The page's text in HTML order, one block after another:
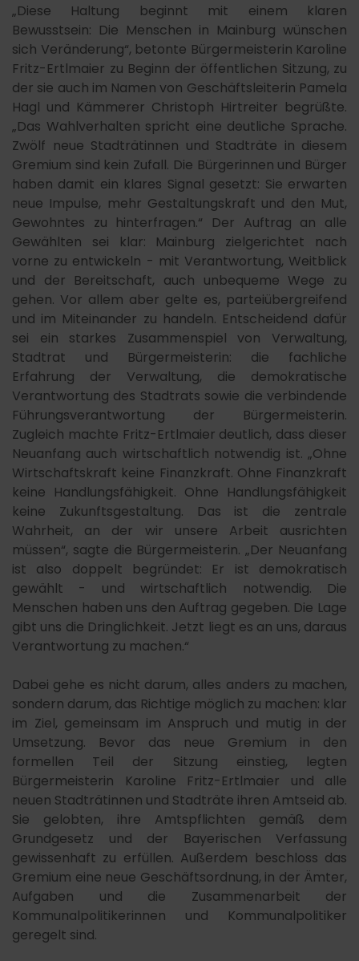
„Diese Haltung beginnt mit einem klaren
Bewusstsein: Die Menschen in Mainburg wünschen
sich Veränderung“, betonte Bürgermeisterin Karoline
Fritz-Ertlmaier zu Beginn der öffentlichen Sitzung, zu
der sie auch im Namen von Geschäftsleiterin Pamela
Hagl und Kämmerer Christoph Hirtreiter begrüßte.
„Das Wahlverhalten spricht eine deutliche Sprache.
Zwölf neue Stadträtinnen und Stadträte in diesem
Gremium sind kein Zufall. Die Bürgerinnen und Bürger
haben damit ein klares Signal gesetzt: Sie erwarten
neue Impulse, mehr Gestaltungskraft und den Mut,
Gewohntes zu hinterfragen.“ Der Auftrag an alle
Gewählten sei klar: Mainburg zielgerichtet nach
vorne zu entwickeln - mit Verantwortung, Weitblick
und der Bereitschaft, auch unbequeme Wege zu
gehen. Vor allem aber gelte es, parteiübergreifend
und im Miteinander zu handeln. Entscheidend dafür
sei ein starkes Zusammenspiel von Verwaltung,
Stadtrat und Bürgermeisterin: die fachliche
Erfahrung der Verwaltung, die demokratische
Verantwortung des Stadtrats sowie die verbindende
Führungsverantwortung der Bürgermeisterin.
Zugleich machte Fritz-Ertlmaier deutlich, dass dieser
Neuanfang auch wirtschaftlich notwendig ist. „Ohne
Wirtschaftskraft keine Finanzkraft. Ohne Finanzkraft
keine Handlungsfähigkeit. Ohne Handlungsfähigkeit
keine Zukunftsgestaltung. Das ist die zentrale
Wahrheit, an der wir unsere Arbeit ausrichten
müssen“, sagte die Bürgermeisterin. „Der Neuanfang
ist also doppelt begründet: Er ist demokratisch
gewählt - und wirtschaftlich notwendig. Die
Menschen haben uns den Auftrag gegeben. Die Lage
gibt uns die Dringlichkeit. Jetzt liegt es an uns, daraus
Verantwortung zu machen.“
Dabei gehe es nicht darum, alles anders zu machen,
sondern darum, das Richtige möglich zu machen: klar
im Ziel, gemeinsam im Anspruch und mutig in der
Umsetzung. Bevor das neue Gremium in den
formellen Teil der Sitzung einstieg, legten
Bürgermeisterin Karoline Fritz-Ertlmaier und alle
neuen Stadträtinnen und Stadträte ihren Amtseid ab.
Sie gelobten, ihre Amtspflichten gemäß dem
Grundgesetz und der Bayerischen Verfassung
gewissenhaft zu erfüllen. Außerdem beschloss das
Gremium eine neue Geschäftsordnung, in der Ämter,
Aufgaben und die Zusammenarbeit der
Kommunalpolitikerinnen und Kommunalpolitiker
geregelt sind.